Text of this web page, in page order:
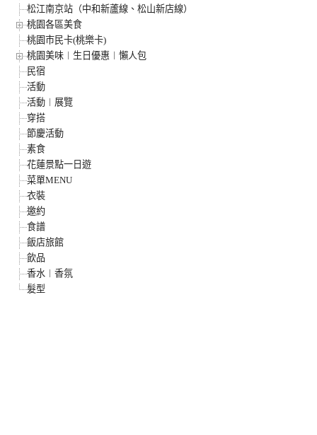
松江南京站（中和新蘆線、松山新店線）
桃園各區美食
桃園市民卡(桃樂卡)
桃園美味︱生日優惠︱懶人包
民宿
活動
活動︱展覽
穿搭
節慶活動
素食
花蓮景點一日遊
菜單MENU
衣裝
邀約
食譜
飯店旅館
飲品
香水︱香氛
髮型